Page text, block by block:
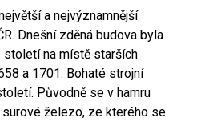
a nejvýznamnější
Dnešní zděná budova byla
století na místě starších
a 1701. Bohaté strojní
Původně se v hamru
železo, ze kterého se